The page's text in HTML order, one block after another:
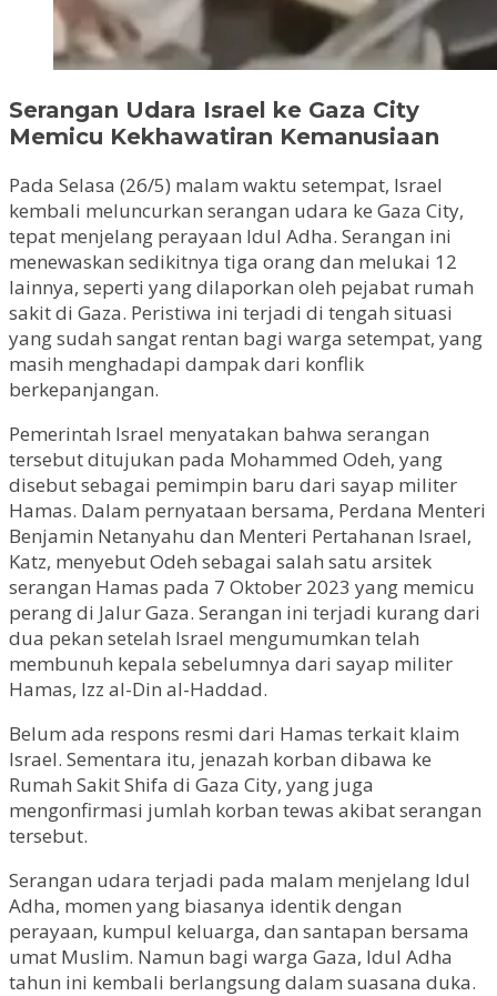
Serangan Udara Israel ke Gaza City
Memicu Kekhawatiran Kemanusiaan
Pada Selasa (26/5) malam waktu setempat, Israel
kembali meluncurkan serangan udara ke Gaza City,
tepat menjelang perayaan Idul Adha. Serangan ini
menewaskan sedikitnya tiga orang dan melukai 12
lainnya, seperti yang dilaporkan oleh pejabat rumah
sakit di Gaza. Peristiwa ini terjadi di tengah situasi
yang sudah sangat rentan bagi warga setempat, yang
masih menghadapi dampak dari konflik
berkepanjangan.
Pemerintah Israel menyatakan bahwa serangan
tersebut ditujukan pada Mohammed Odeh, yang
disebut sebagai pemimpin baru dari sayap militer
Hamas. Dalam pernyataan bersama, Perdana Menteri
Benjamin Netanyahu dan Menteri Pertahanan Israel,
Katz, menyebut Odeh sebagai salah satu arsitek
serangan Hamas pada 7 Oktober 2023 yang memicu
perang di Jalur Gaza. Serangan ini terjadi kurang dari
dua pekan setelah Israel mengumumkan telah
membunuh kepala sebelumnya dari sayap militer
Hamas, Izz al-Din al-Haddad.
Belum ada respons resmi dari Hamas terkait klaim
Israel. Sementara itu, jenazah korban dibawa ke
Rumah Sakit Shifa di Gaza City, yang juga
mengonfirmasi jumlah korban tewas akibat serangan
tersebut.
Serangan udara terjadi pada malam menjelang Idul
Adha, momen yang biasanya identik dengan
perayaan, kumpul keluarga, dan santapan bersama
umat Muslim. Namun bagi warga Gaza, Idul Adha
tahun ini kembali berlangsung dalam suasana duka.